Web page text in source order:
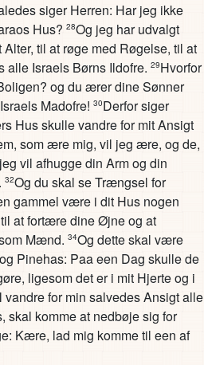
siger Herren: Har jeg ikke
Hus? 28Og jeg har udvalgt
til at røge med Røgelse, til at
alle Israels Børns Ildofre. 29Hvorfor
og du ærer dine Sønner
Madofre! 30Derfor siger
Hus skulle vandre for mit Ansigt
som ære mig, vil jeg ære, og de,
vil afhugge din Arm og din
32Og du skal se Trængsel for
gammel være i dit Hus nogen
at fortære dine Øjne og at
Mænd. 34Og dette skal være
Pinehas: Paa een Dag skulle de
ligesom det er i mit Hjerte og i
for min salvedes Ansigt alle
skal komme at nedbøje sig for
Kære, lad mig komme til een af